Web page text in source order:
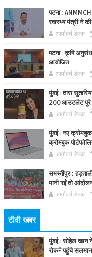
पटना : ANMMCH
स्वास्थ्य मंत्री ने की
आर्यावर्त डेस्क
पटना : कृषि
आयोजित
आर्यावर्त डेस्क
मुंबई : तारा
200 आउटलेट पूरे
आर्यावर्त डेस्क
मुंबई : नए
क्रोमबुक
आर्यावर्त डेस्क
समस्तीपुर :
मानी गईं तो
आर्यावर्त डेस्क
टीवी खबर
मुंबई : सोहेल खान
रोकने पहुंचे